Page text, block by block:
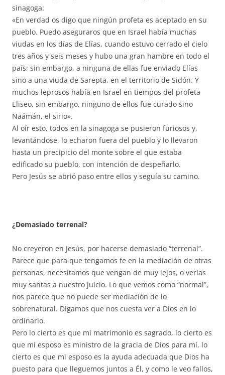
sinagoga:
«En verdad os digo que ningún profeta es aceptado en su
pueblo. Puedo aseguraros que en Israel había muchas
viudas en los días de Elías, cuando estuvo cerrado el cielo
tres años y seis meses y hubo una gran hambre en todo el
país; sin embargo, a ninguna de ellas fue enviado Elías
sino a una viuda de Sarepta, en el territorio de Sidón. Y
muchos leprosos había en Israel en tiempos del profeta
Eliseo, sin embargo, ninguno de ellos fue curado sino
Naámán, el sirio».
Al oír esto, todos en la sinagoga se pusieron furiosos y,
levantándose, lo echaron fuera del pueblo y lo llevaron
hasta un precipicio del monte sobre el que estaba
edificado su pueblo, con intención de despeñarlo.
Pero Jesús se abrió paso entre ellos y seguía su camino.
¿Demasiado terrenal?
No creyeron en Jesús, por hacerse demasiado “terrenal”.
Parece que para que tengamos fe en la mediación de otras
personas, necesitamos que vengan de muy lejos, o verlas
muy santas a nuestro juicio. Lo que vemos como “normal”,
nos parece que no puede ser mediación de lo
sobrenatural. Digamos que nos cuesta ver a Dios en lo
ordinario.
Pero lo cierto es que mi matrimonio es sagrado, lo cierto es
que mi esposo es ministro de la gracia de Dios para mí, lo
cierto es que mi esposo es la ayuda adecuada que Dios ha
puesto para que lleguemos juntos a Él, y como le veo fallos,